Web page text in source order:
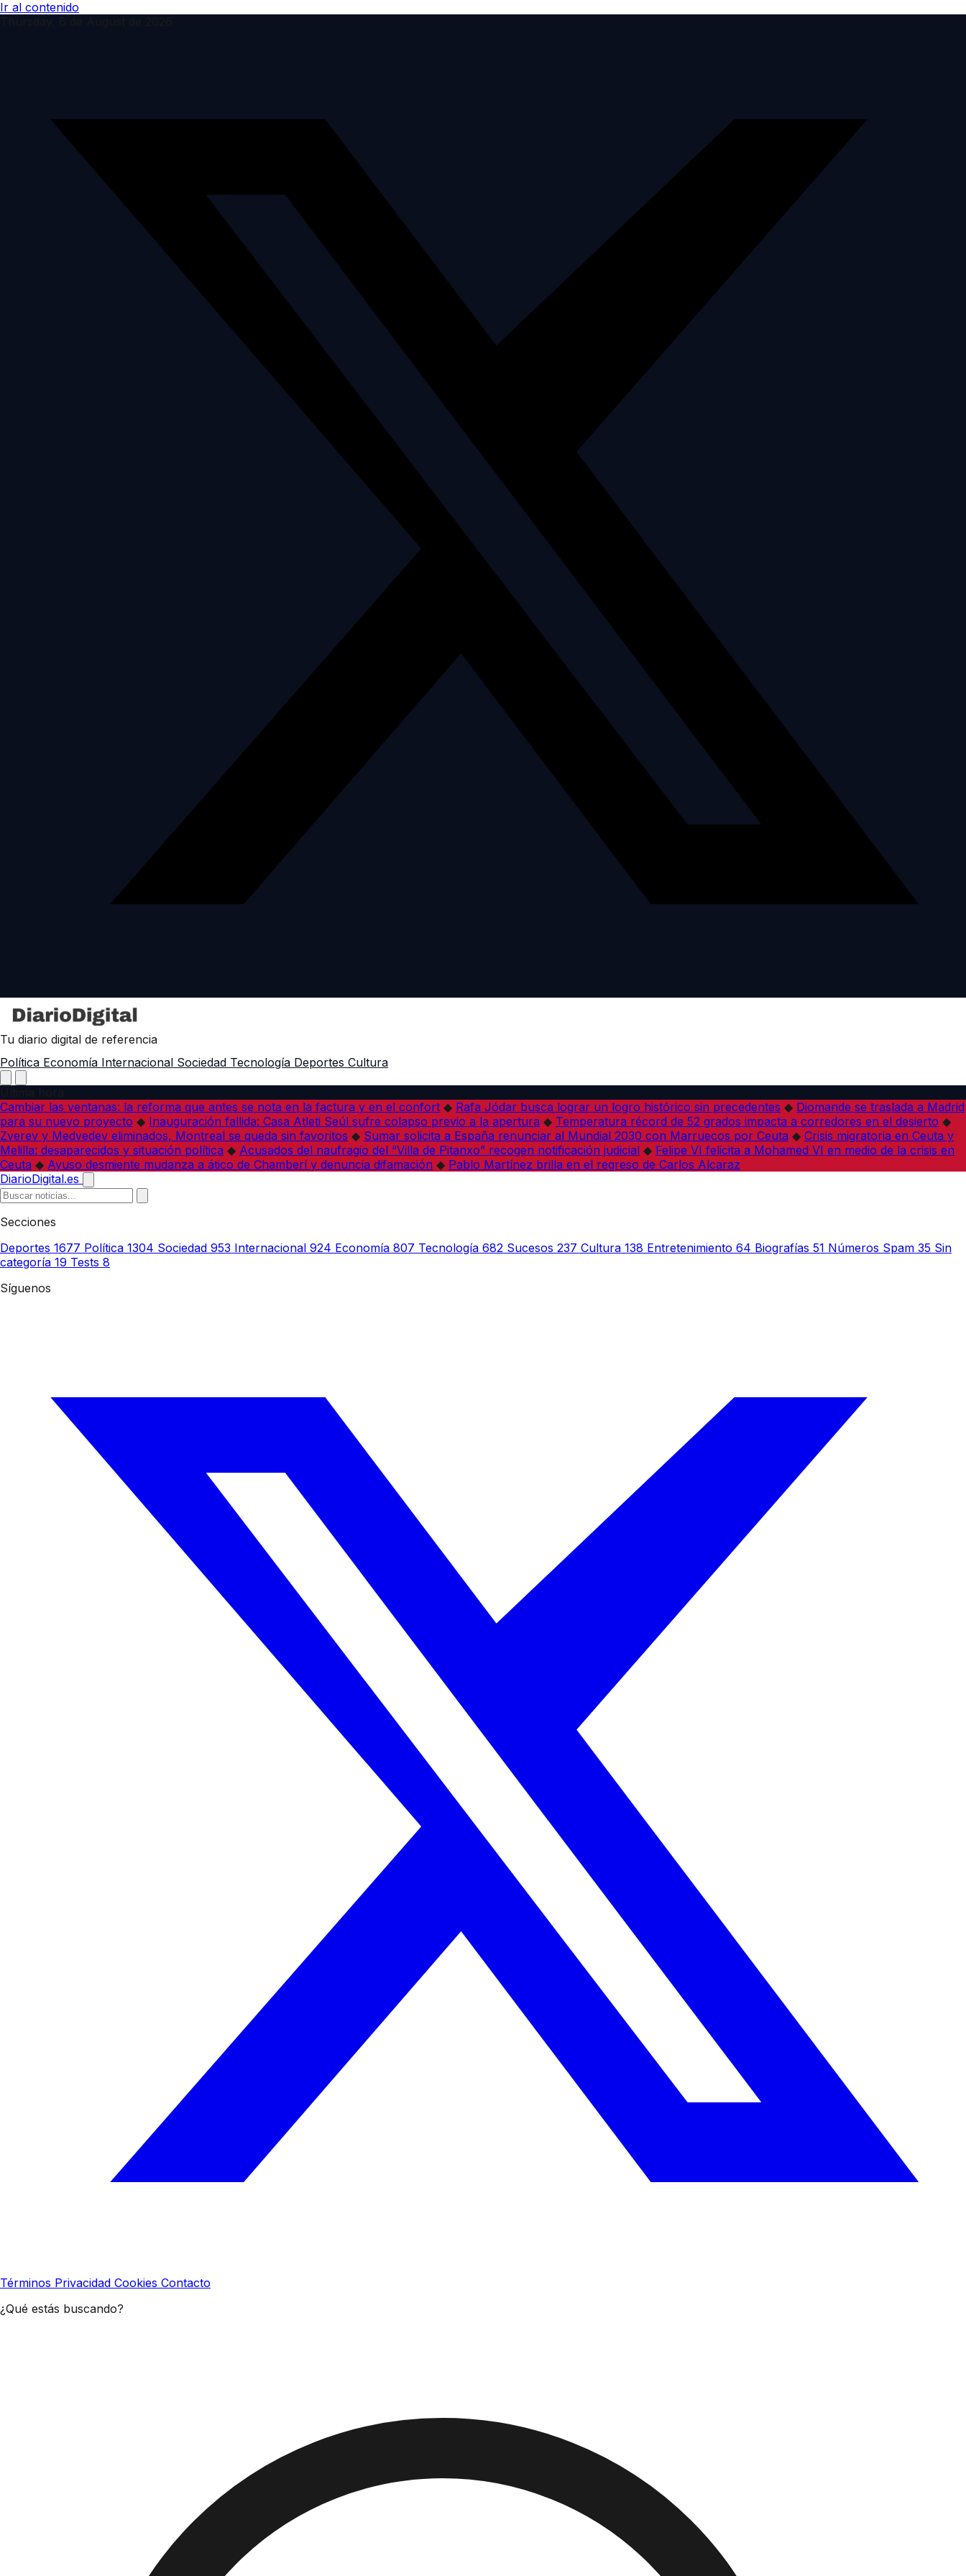
Ir al contenido
Tu diario digital de referencia
Política Economía Internacional Sociedad Tecnología Deportes Cultura
Cambiar las ventanas: la reforma que antes se nota en la factura y en el confort ◆ Rafa Jódar busca lograr un logro histórico sin precedentes ◆ Diomande se traslada a Madrid
para su nuevo proyecto ◆ Inauguración fallida: Casa Atleti Seúl sufre colapso previo a la apertura ◆ Temperatura récord de 52 grados impacta a corredores en el desierto ◆
Zverev y Medvedev eliminados, Montreal se queda sin favoritos ◆ Sumar solicita a España renunciar al Mundial 2030 con Marruecos por Ceuta ◆ Crisis migratoria en Ceuta y
Melilla: desaparecidos y situación política ◆ Acusados del naufragio del “Villa de Pitanxo” recogen notificación judicial ◆ Felipe VI felicita a Mohamed VI en medio de la crisis en
Ceuta ◆ Ayuso desmiente mudanza a ático de Chamberí y denuncia difamación ◆ Pablo Martínez brilla en el regreso de Carlos Alcaraz
DiarioDigital.es
Secciones
Deportes 1677 Política 1304 Sociedad 953 Internacional 924 Economía 807 Tecnología 682 Sucesos 237 Cultura 138 Entretenimiento 64 Biografías 51 Números Spam 35 Sin
categoría 19 Tests 8
Síguenos
Términos Privacidad Cookies Contacto
¿Qué estás buscando?